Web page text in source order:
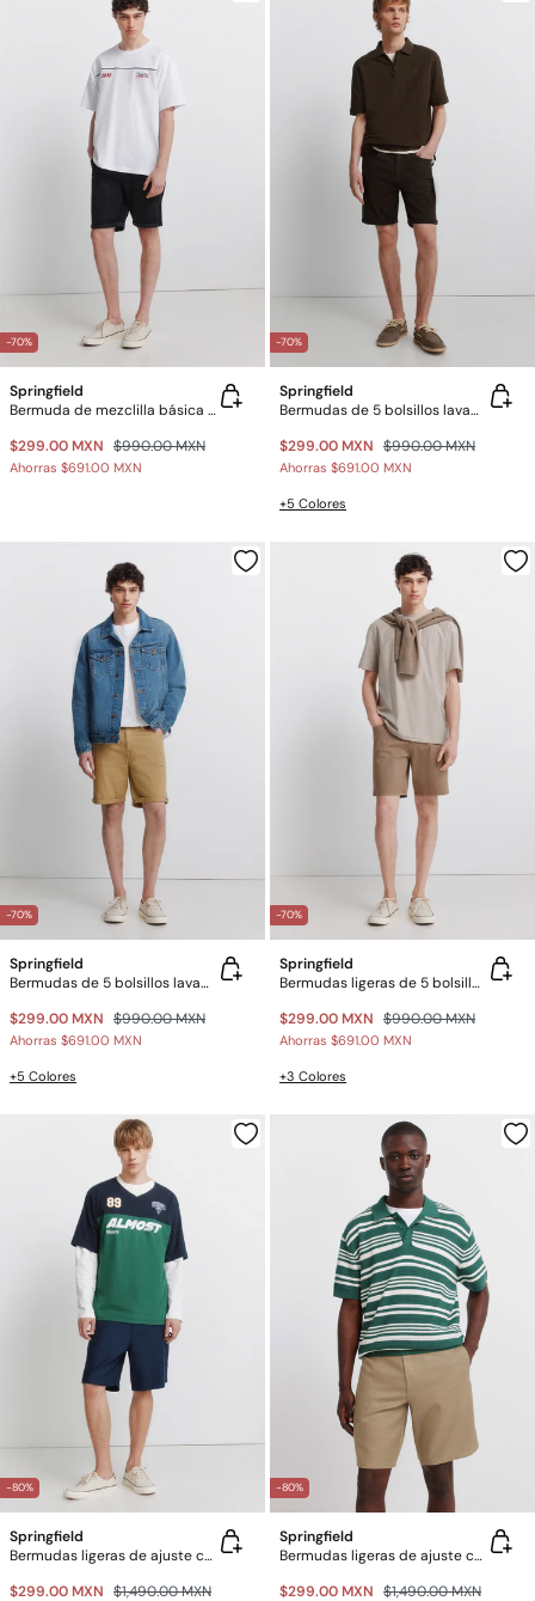
-70%
Springfield
Bermuda de mezclilla básica slim fit negra
$299.00 MXN $990.00 MXN
Ahorras $691.00 MXN
-70%
Springfield
Bermudas de 5 bolsillos lavadas slim fit
$299.00 MXN $990.00 MXN
Ahorras $691.00 MXN
+5 Colores
-70%
Springfield
Bermudas de 5 bolsillos lavadas slim fit
$299.00 MXN $990.00 MXN
Ahorras $691.00 MXN
+5 Colores
-70%
Springfield
Bermudas ligeras de 5 bolsillos lavado regular fit
$299.00 MXN $990.00 MXN
Ahorras $691.00 MXN
+3 Colores
-80%
Springfield
Bermudas ligeras de ajuste cómodo
$299.00 MXN $1,490.00 MXN
-80%
Springfield
Bermudas ligeras de ajuste cómodo
$299.00 MXN $1,490.00 MXN